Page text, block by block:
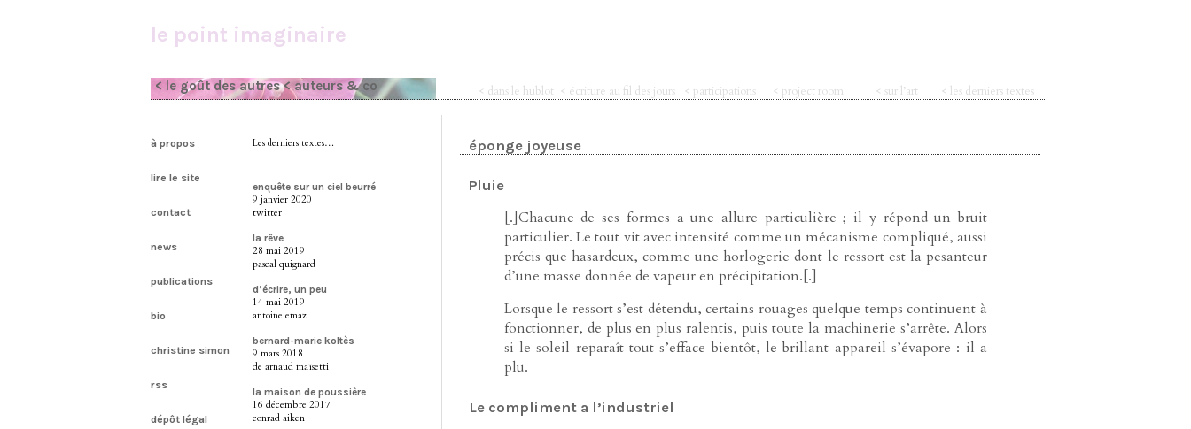
le point imaginaire
< le goût des autres < auteurs & co < dans le hublot < écriture au fil des jours < participations < project room < sur l’art < les derniers textes
à propos
lire le site
contact
news
publications
bio
christine simon
rss
dépôt légal
Les derniers textes…
enquête sur un ciel beurré
9 janvier 2020
twitter
la rêve
28 mai 2019
pascal quignard
d’écrire, un peu
14 mai 2019
antoine emaz
bernard-marie koltès
9 mars 2018
de arnaud maïsetti
la maison de poussière
16 décembre 2017
conrad aiken
éponge joyeuse
Pluie
[.]Chacune de ses formes a une allure particulière ; il y répond un bruit
particulier. Le tout vit avec intensité comme un mécanisme compliqué, aussi
précis que hasardeux, comme une horlogerie dont le ressort est la pesanteur
d’une masse donnée de vapeur en précipitation.[.]
Lorsque le ressort s’est détendu, certains rouages quelque temps continuent à
fonctionner, de plus en plus ralentis, puis toute la machinerie s’arrête. Alors
si le soleil reparaît tout s’efface bientôt, le brillant appareil s’évapore : il a
plu.
Le compliment a l’industriel